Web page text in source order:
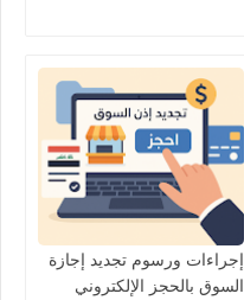
إجراءات ورسوم تجديد إجازة
السوق بالحجز الإلكتروني